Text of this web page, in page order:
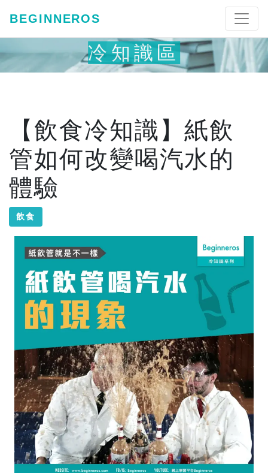
BEGINNEROS
冷知識區
【飲食冷知識】紙飲
管如何改變喝汽水的
體驗
飲食